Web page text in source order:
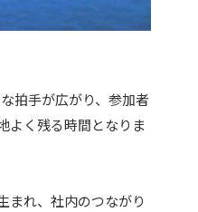
拍手が広がり、参加者
よく残る時間となりま
まれ、社内のつながり